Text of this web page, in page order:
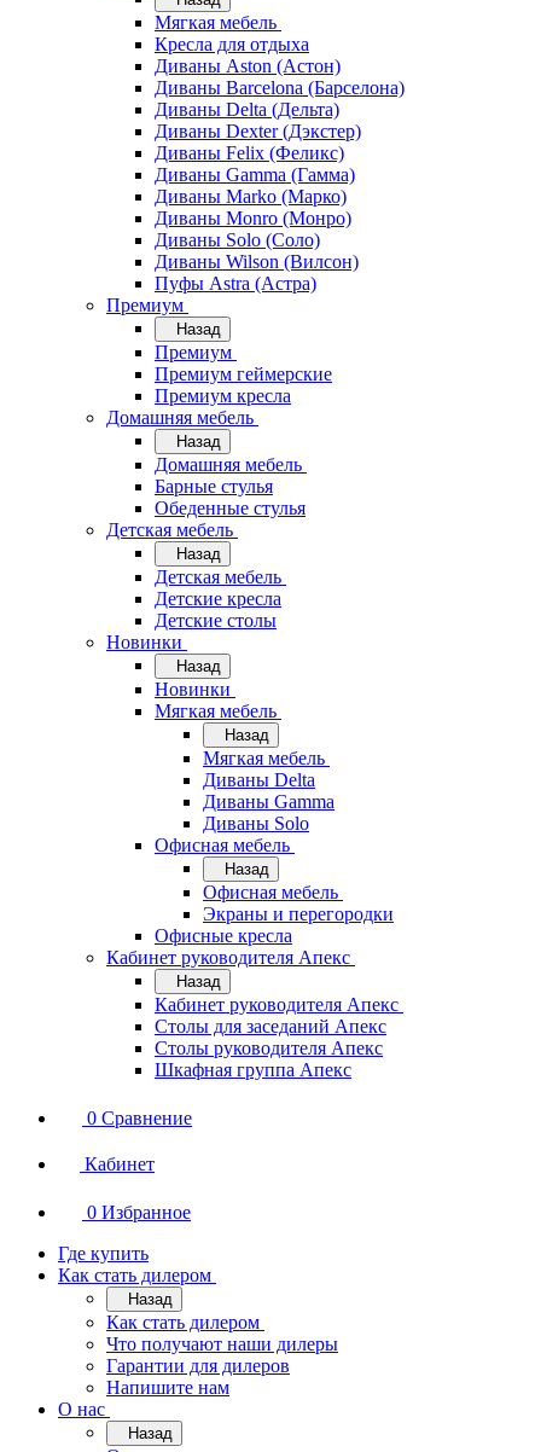
Мягкая мебель
Кресла для отдыха
Диваны Aston (Астон)
Диваны Barcelona (Барселона)
Диваны Delta (Дельта)
Диваны Dexter (Дэкстер)
Диваны Felix (Феликс)
Диваны Gamma (Гамма)
Диваны Marko (Марко)
Диваны Monro (Монро)
Диваны Solo (Соло)
Диваны Wilson (Вилсон)
Пуфы Astra (Астра)
Премиум
Назад
Премиум
Премиум геймерские
Премиум кресла
Домашняя мебель
Назад
Домашняя мебель
Барные стулья
Обеденные стулья
Детская мебель
Назад
Детская мебель
Детские кресла
Детские столы
Новинки
Назад
Новинки
Мягкая мебель
Назад
Мягкая мебель
Диваны Delta
Диваны Gamma
Диваны Solo
Офисная мебель
Назад
Офисная мебель
Экраны и перегородки
Офисные кресла
Кабинет руководителя Апекс
Назад
Кабинет руководителя Апекс
Столы для заседаний Апекс
Столы руководителя Апекс
Шкафная группа Апекс
0 Сравнение
Кабинет
0 Избранное
Где купить
Как стать дилером
Назад
Как стать дилером
Что получают наши дилеры
Гарантии для дилеров
Напишите нам
О нас
Назад